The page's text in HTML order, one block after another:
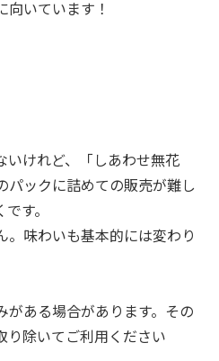
向いています！
いけれど、「しあわせ無花
パックに詰めての販売が難し
す。
。味わいも基本的には変わり
ある場合があります。その
り除いてご利用ください